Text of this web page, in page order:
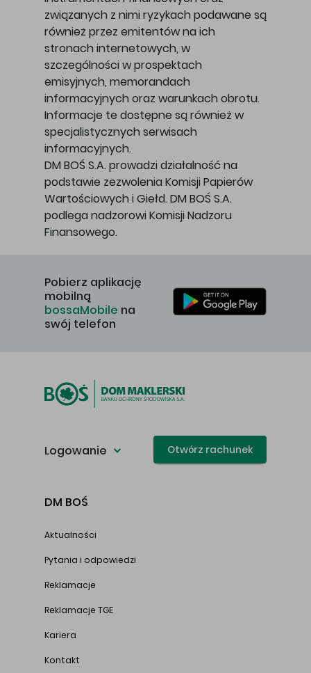
związanych z nimi ryzykach podawane są
również przez emitentów na ich
stronach internetowych, w
szczególności w prospektach
emisyjnych, memorandach
informacyjnych oraz warunkach obrotu.
Informacje te dostępne są również w
specjalistycznych serwisach
informacyjnych.
DM BOŚ S.A. prowadzi działalność na
podstawie zezwolenia Komisji Papierów
Wartościowych i Giełd. DM BOŚ S.A.
podlega nadzorowi Komisji Nadzoru
Finansowego.
Pobierz aplikację
mobilną
bossaMobile na
swój telefon
Logowanie Otwórz rachunek
DM BOŚ
Aktualności
Pytania i odpowiedzi
Reklamacje
Reklamacje TGE
Kariera
Kontakt